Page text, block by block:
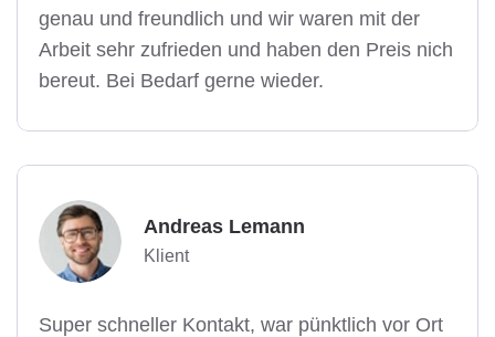
genau und freundlich und wir waren mit der
Arbeit sehr zufrieden und haben den Preis nich
bereut. Bei Bedarf gerne wieder.
Andreas Lemann
Klient
Super schneller Kontakt, war pünktlich vor Ort